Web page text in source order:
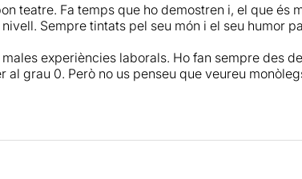
teatre. Fa temps que ho demostren i, el que és
Sempre tintats pel seu món i el seu humor
experiències laborals. Ho fan sempre des
grau 0. Però no us penseu que veureu
obres de teatre. Somric amb complicitat però no
plantejades. Agafen el concret i, a les